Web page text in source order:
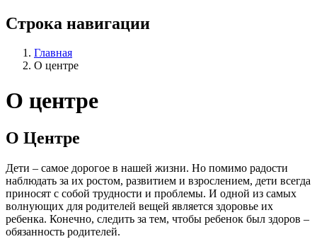
Строка навигации
Главная
О центре
О центре
О Центре
Дети – самое дорогое в нашей жизни. Но помимо радости
наблюдать за их ростом, развитием и взрослением, дети всегда
приносят с собой трудности и проблемы. И одной из самых
волнующих для родителей вещей является здоровье их
ребенка. Конечно, следить за тем, чтобы ребенок был здоров –
обязанность родителей.